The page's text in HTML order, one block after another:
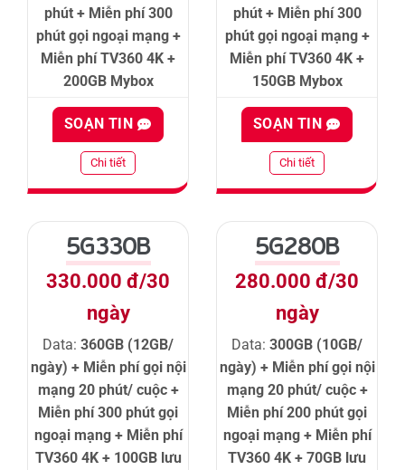
phút + Miễn phí 300
phút gọi ngoại mạng +
Miễn phí TV360 4K +
200GB Mybox
SOẠN TIN
Chi tiết
phút + Miễn phí 300
phút gọi ngoại mạng +
Miễn phí TV360 4K +
150GB Mybox
SOẠN TIN
Chi tiết
5G330B
330.000 đ/30
ngày
Data: 360GB (12GB/
ngày) + Miễn phí gọi nội
mạng 20 phút/ cuộc +
Miễn phí 300 phút gọi
ngoại mạng + Miễn phí
TV360 4K + 100GB lưu
5G280B
280.000 đ/30
ngày
Data: 300GB (10GB/
ngày) + Miễn phí gọi nội
mạng 20 phút/ cuộc +
Miễn phí 200 phút gọi
ngoại mạng + Miễn phí
TV360 4K + 70GB lưu